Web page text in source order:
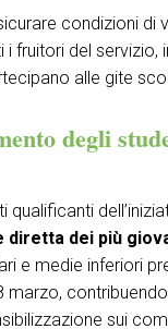
condizioni di
fruitori del servizio,
alle gite
degli
qualificanti
diretta dei più
e medie inferiori
marzo,
sui